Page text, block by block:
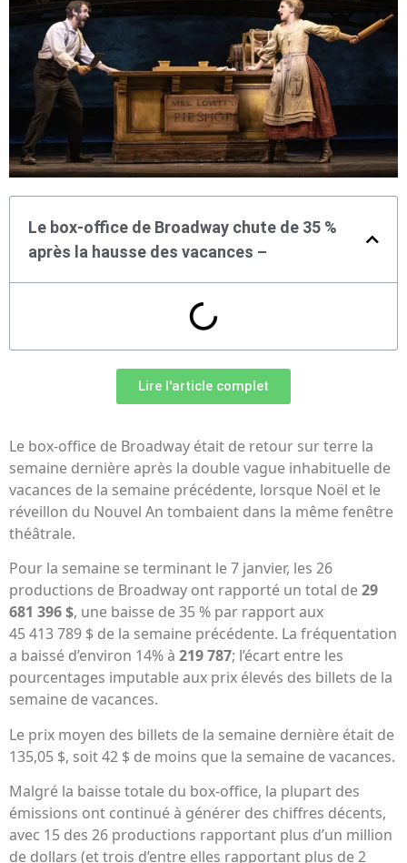
Le box-office de Broadway chute de 35 %
après la hausse des vacances –
Lire l'article complet
Le box-office de Broadway était de retour sur terre la
semaine dernière après la double vague inhabituelle de
vacances de la semaine précédente, lorsque Noël et le
réveillon du Nouvel An tombaient dans la même fenêtre
théâtrale.
Pour la semaine se terminant le 7 janvier, les 26
productions de Broadway ont rapporté un total de29
681 396 $, une baisse de 35 % par rapport aux
45 413 789 $ de la semaine précédente. La fréquentation
a baissé d’environ 14% à 219 787; l’écart entre les
pourcentages imputable aux prix élevés des billets de la
semaine de vacances.
Le prix moyen des billets de la semaine dernière était de
135,05 $, soit 42 $ de moins que la semaine de vacances.
Malgré la baisse totale du box-office, la plupart des
émissions ont continué à générer des chiffres décents,
avec 15 des 26 productions rapportant plus d’un million
de dollars (et trois d’entre elles rapportant plus de 2